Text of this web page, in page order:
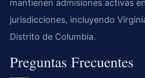
mantienen admisiones activas
jurisdicciones, incluyendo
Distrito de Columbia.
Preguntas Frecuentes